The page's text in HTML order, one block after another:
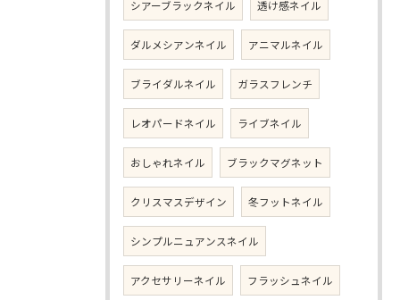
シアーブラックネイル 透け感ネイル
ダルメシアンネイル アニマルネイル
ブライダルネイル ガラスフレンチ
レオパードネイル ライブネイル
おしゃれネイル ブラックマグネット
クリスマスデザイン 冬フットネイル
シンプルニュアンスネイル
アクセサリーネイル フラッシュネイル